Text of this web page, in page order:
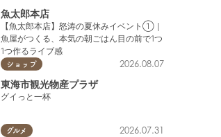
魚太郎本店
【魚太郎本店】怒涛の夏休みイベント①｜
魚屋がつくる、本気の朝ごはん目の前で1つ
1つ作るライブ感
ショップ 2026.08.07
東海市観光物産プラザ
グイっと一杯
グルメ 2026.07.31